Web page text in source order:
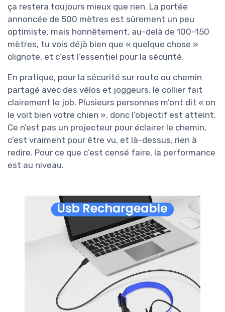
ça restera toujours mieux que rien. La portée
annoncée de 500 mètres est sûrement un peu
optimiste, mais honnêtement, au-delà de 100–150
mètres, tu vois déjà bien que « quelque chose »
clignote, et c’est l’essentiel pour la sécurité.
En pratique, pour la sécurité sur route ou chemin
partagé avec des vélos et joggeurs, le collier fait
clairement le job. Plusieurs personnes m’ont dit « on
le voit bien votre chien », donc l’objectif est atteint.
Ce n’est pas un projecteur pour éclairer le chemin,
c’est vraiment pour être vu, et là-dessus, rien à
redire. Pour ce que c’est censé faire, la performance
est au niveau.